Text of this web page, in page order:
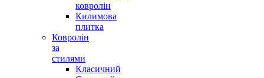
ковролін
Килимова
плитка
Ковролін
за
стилями
Класичний